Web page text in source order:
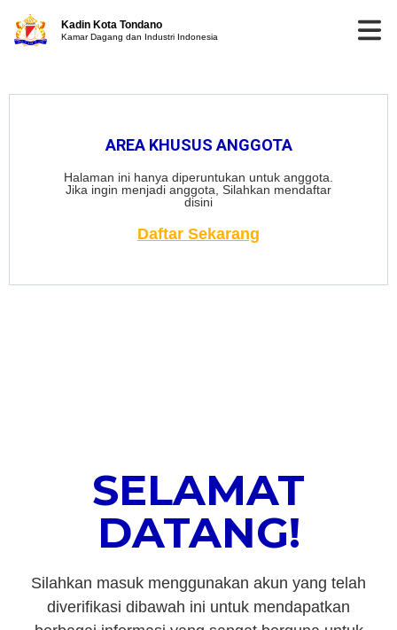
Kadin Kota Tondano
Kamar Dagang dan Industri Indonesia
AREA KHUSUS ANGGOTA
Halaman ini hanya diperuntukan untuk anggota.
Jika ingin menjadi anggota, Silahkan mendaftar
disini
Daftar Sekarang
SELAMAT
DATANG!
Silahkan masuk menggunakan akun yang telah
diverifikasi dibawah ini untuk mendapatkan